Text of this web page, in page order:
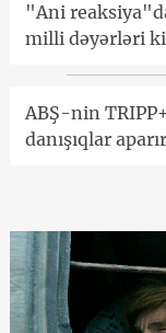
"Ani
milli dəyərləri
ABŞ-nin
danışıqlar